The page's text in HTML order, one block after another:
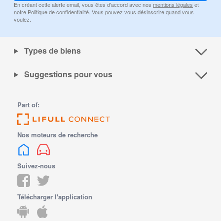
En créant cette alerte email, vous êtes d'accord avec nos mentions légales et
notre Politique de confidentialité. Vous pouvez vous désinscrire quand vous
voulez.
Types de biens
Suggestions pour vous
Part of:
Nos moteurs de recherche
Suivez-nous
Télécharger l'application